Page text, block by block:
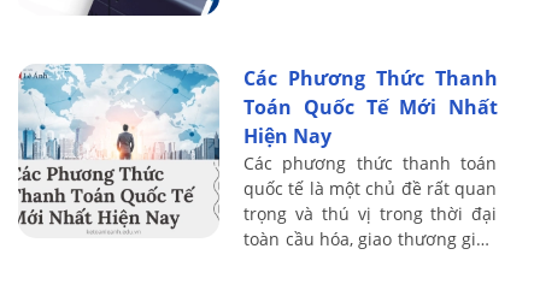
Các Phương Thức Thanh
Toán Quốc Tế Mới Nhất
Hiện Nay
Các phương thức thanh toán
quốc tế là một chủ đề rất quan
trọng và thú vị trong thời đại
toàn cầu hóa, giao thương giữa